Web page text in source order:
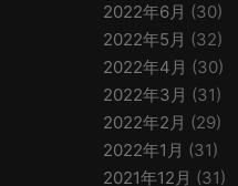
2022年6月 (30)
2022年5月 (32)
2022年4月 (30)
2022年3月 (31)
2022年2月 (29)
2022年1月 (31)
2021年12月 (31)